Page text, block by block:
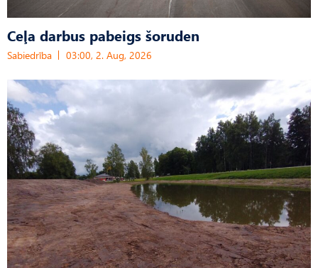
Ceļa darbus pabeigs šoruden
Sabiedrība 03:00, 2. Aug, 2026